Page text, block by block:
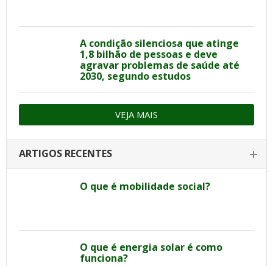
A condição silenciosa que atinge
1,8 bilhão de pessoas e deve
agravar problemas de saúde até
2030, segundo estudos
VEJA MAIS
ARTIGOS RECENTES
O que é mobilidade social?
O que é energia solar é como
funciona?